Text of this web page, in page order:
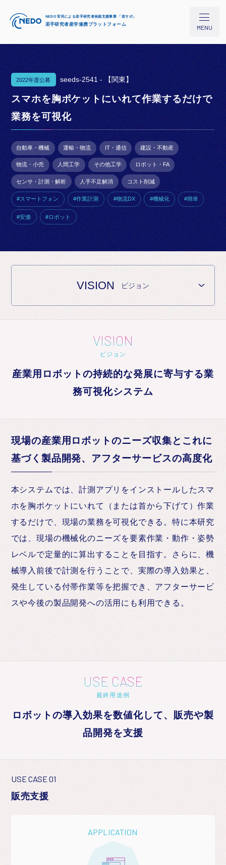
NEDO 官民による若手研究者発掘支援事業 「若サポ」
若手研究者産学連携プラットフォーム MENU
本プロジェクトについて
研究シーズ検索
イベント/セミナー
コラム
お知らせ
2022年度公募 seeds-2541 -【関東】
スマホを胸ポケットにいれて作業するだけで
業務を可視化
自動車・機械 運輸・物流 IT・通信 建設・不動産
物流・小売 人間工学 その他工学 ロボット・FA
センサ・計測・解析 人手不足解消 コスト削減
#スマートフォン #作業計測 #物流DX #機械化 #簡単
#安価 #ロボット
VISION ビジョン
VISION
ビジョン
産業用ロボットの持続的な発展に寄与する業
務可視化システム
現場の産業用ロボットのニーズ収集とこれに
基づく製品開発、アフターサービスの高度化
本システムでは、計測アプリをインストールしたスマ
ホを胸ポケットにいれて（または首から下げて）作業
するだけで、現場の業務を可視化できる。特に本研究
では、現場の機械化のニーズを要素作業・動作・姿勢
レベルで定量的に算出することを目指す。さらに、機
械導入前後で計測を行うことで、実際の導入効果と、
発生している付帯作業等を把握でき、アフターサービ
スや今後の製品開発への活用にも利用できる。
USE CASE
最終用途例
ロボットの導入効果を数値化して、販売や製
品開発を支援
USE CASE 01
販売支援
APPLICATION